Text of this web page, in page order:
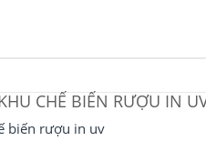
CHẾ BIẾN RƯỢU IN
biến rượu in uv